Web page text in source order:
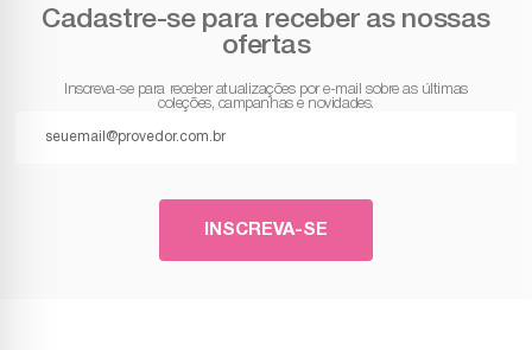
Cadastre-se para receber as nossas
ofertas
Inscreva-se para receber atualizações por e-mail sobre as últimas
coleções, campanhas e novidades.
INSCREVA-SE